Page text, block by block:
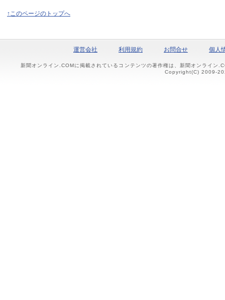
↑このページのトップへ
運営会社 利用規約 お問合せ 個人
新聞オンライン.COMに掲載されているコンテンツの著作権は、新聞オンライン
Copyright(C) 2009-